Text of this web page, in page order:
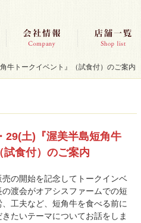
牛トークイベント』（試食付）のご案内
29(土)『渥美半島短角牛
試食付）のご案内
の開始を記念してトークインベ
渡会がオアシスファームでの短
工夫など、短角牛を食べる前に
たいテーマについてお話をしま